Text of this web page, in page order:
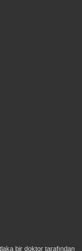
bir doktor tarafından